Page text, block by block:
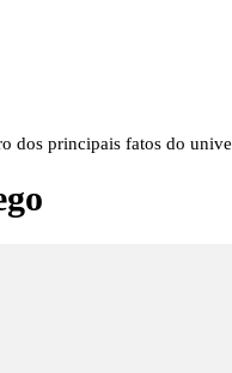
dos principais fatos do